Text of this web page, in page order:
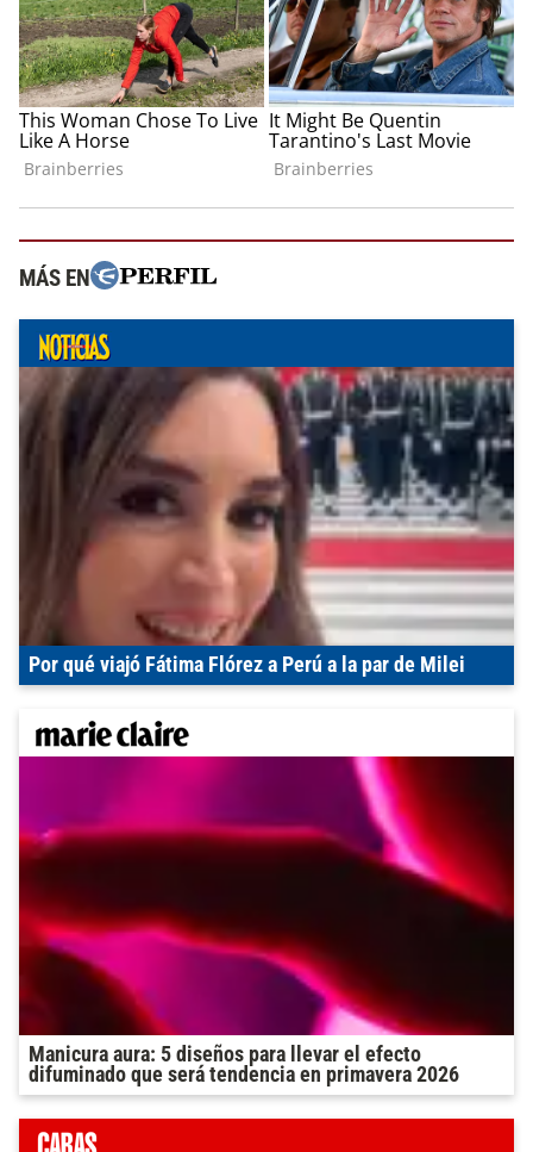
MÁS EN
Por qué viajó Fátima Flórez a Perú a la par de Milei
Manicura aura: 5 diseños para llevar el efecto
difuminado que será tendencia en primavera 2026